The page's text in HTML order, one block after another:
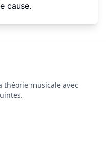
cause.
théorie musicale avec